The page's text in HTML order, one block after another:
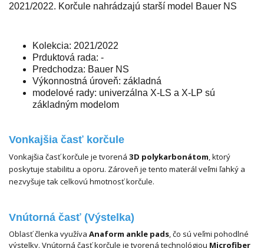
2021/2022. Korčule nahrádzajú starší model Bauer NS
Kolekcia: 2021/2022
Prduktová rada: -
Predchodza: Bauer NS
Výkonnostná úroveň: základná
modelové rady: univerzálna X-LS a X-LP sú
základným modelom
Vonkajšia časť korčule
Vonkajšia časť korčule je tvorená 3D polykarbonátom, ktorý
poskytuje stabilitu a oporu. Zároveň je tento materál veľmi ľahký a
nezvyšuje tak celkovú hmotnosť korčule.
Vnútorná časť (Výstelka)
Oblasť členka využíva Anaform ankle pads, čo sú veľmi pohodlné
výstelky. Vnútorná časť korčule je tvorená technológiou Microfiber